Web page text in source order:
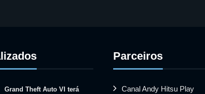
Grand Theft Auto VI terá
Parceiros
Canal Andy Hitsu Play